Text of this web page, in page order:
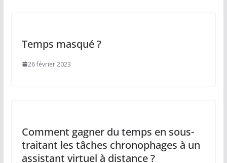
Temps masqué ?
26 février 2023
Comment gagner du temps en sous-
traitant les tâches chronophages à un
assistant virtuel à distance ?